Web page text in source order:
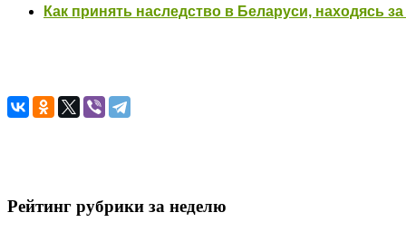
Как принять наследство в Беларуси, находясь
Рейтинг рубрики за неделю